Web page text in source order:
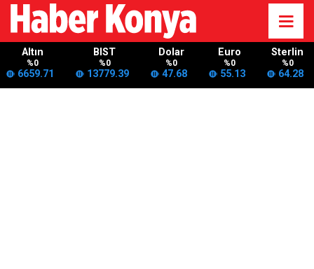
Altın
%0
6659.71
BIST
%0
13779.39
Dolar
%0
47.68
Euro
%0
55.13
Sterlin
%0
64.28